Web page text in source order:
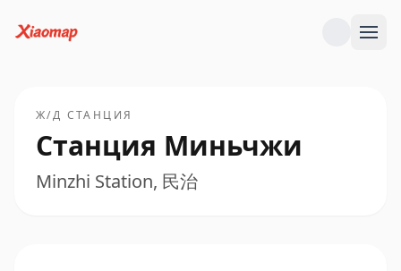
Ж/Д СТАНЦИЯ
Станция Миньчжи
Minzhi Station, 民治